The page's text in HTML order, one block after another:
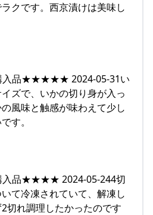
クです。西京漬けは美味し
入品★★★★★ 2024-05-31い
ズで、いかの切り身が入っ
風味と触感が味わえて少し
す。
入品★★★★ 2024-05-244切
て冷凍されていて、解凍し
切れ調理したかったのです